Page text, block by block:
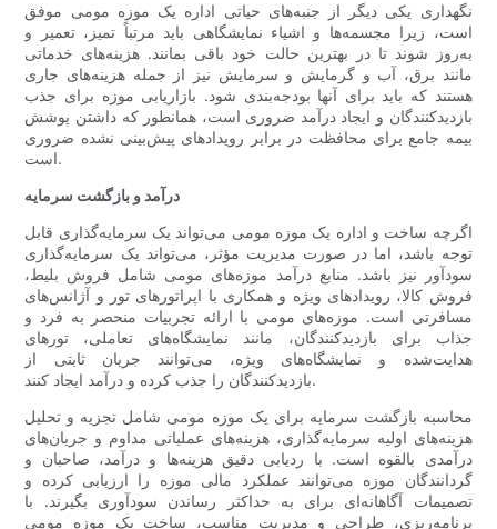
نگهداری یکی دیگر از جنبه‌های حیاتی اداره یک موزه مومی موفق
است، زیرا مجسمه‌ها و اشیاء نمایشگاهی باید مرتباً تمیز، تعمیر و
به‌روز شوند تا در بهترین حالت خود باقی بمانند. هزینه‌های خدماتی
مانند برق، آب و گرمایش و سرمایش نیز از جمله هزینه‌های جاری
هستند که باید برای آنها بودجه‌بندی شود. بازاریابی موزه برای جذب
بازدیدکنندگان و ایجاد درآمد ضروری است، همانطور که داشتن پوشش
بیمه جامع برای محافظت در برابر رویدادهای پیش‌بینی نشده ضروری
است.
درآمد و بازگشت سرمایه
اگرچه ساخت و اداره یک موزه مومی می‌تواند یک سرمایه‌گذاری قابل
توجه باشد، اما در صورت مدیریت مؤثر، می‌تواند یک سرمایه‌گذاری
سودآور نیز باشد. منابع درآمد موزه‌های مومی شامل فروش بلیط،
فروش کالا، رویدادهای ویژه و همکاری با اپراتورهای تور و آژانس‌های
مسافرتی است. موزه‌های مومی با ارائه تجربیات منحصر به فرد و
جذاب برای بازدیدکنندگان، مانند نمایشگاه‌های تعاملی، تورهای
هدایت‌شده و نمایشگاه‌های ویژه، می‌توانند جریان ثابتی از
بازدیدکنندگان را جذب کرده و درآمد ایجاد کنند.
محاسبه بازگشت سرمایه برای یک موزه مومی شامل تجزیه و تحلیل
هزینه‌های اولیه سرمایه‌گذاری، هزینه‌های عملیاتی مداوم و جریان‌های
درآمدی بالقوه است. با ردیابی دقیق هزینه‌ها و درآمد، صاحبان و
گردانندگان موزه می‌توانند عملکرد مالی موزه را ارزیابی کرده و
تصمیمات آگاهانه‌ای برای به حداکثر رساندن سودآوری بگیرند. با
برنامه‌ریزی، طراحی و مدیریت مناسب، ساخت یک موزه مومی